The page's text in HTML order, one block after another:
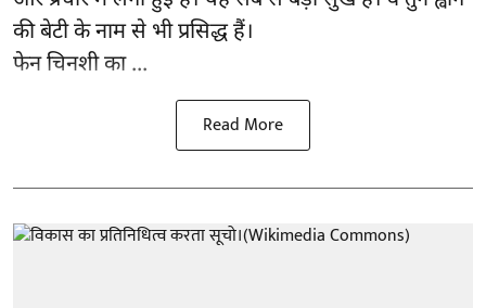
की बेटी के नाम से भी प्रसिद्ध हैं।
फेन चिनशी का ...
Read More